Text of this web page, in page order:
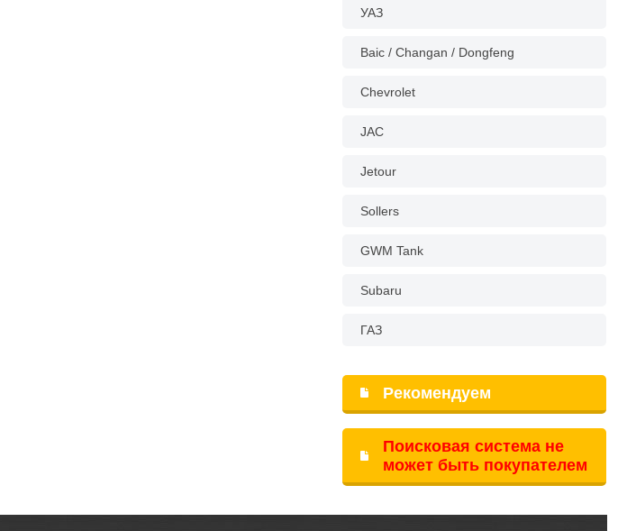
УАЗ
Baic / Changan / Dongfeng
Chevrolet
JAC
Jetour
Sollers
GWM Tank
Subaru
ГАЗ
Рекомендуем
Поисковая система не
может быть покупателем